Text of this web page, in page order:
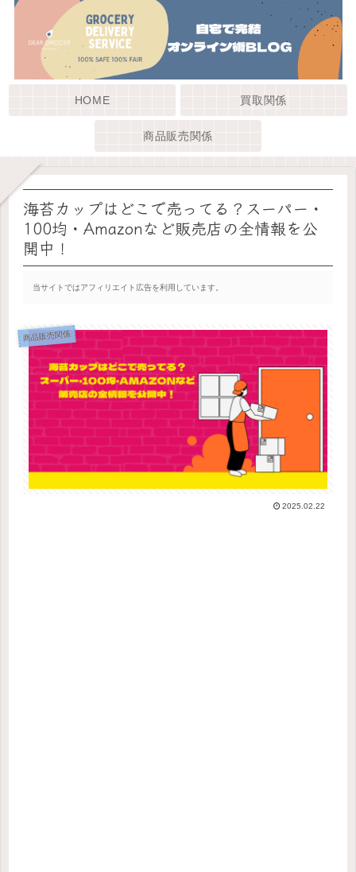
HOME 買取関係
商品販売関係
海苔カップはどこで売ってる？スーパー・
100均・Amazonなど販売店の全情報を公
開中！
当サイトではアフィリエイト広告を利用しています。
商品販売関係
2025.02.22